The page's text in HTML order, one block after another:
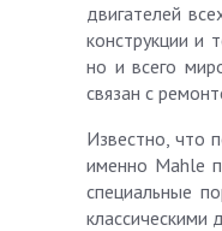
двигателей
конструкции и
но и всего
связан с
Известно, что
именно Mahle
специальные
классическими